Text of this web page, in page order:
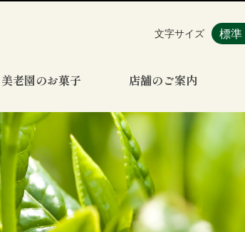
美老園のお菓子 店舗のご案内
文字サイズ 標準